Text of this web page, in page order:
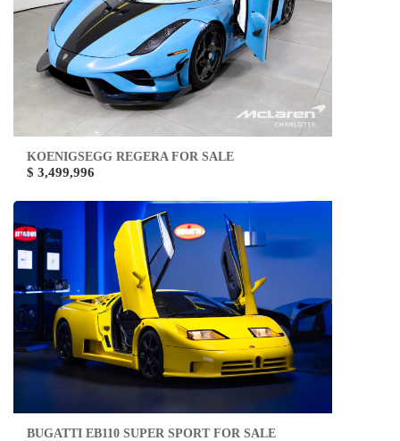
KOENIGSEGG REGERA FOR SALE
$ 3,499,996
BUGATTI EB110 SUPER SPORT FOR SALE